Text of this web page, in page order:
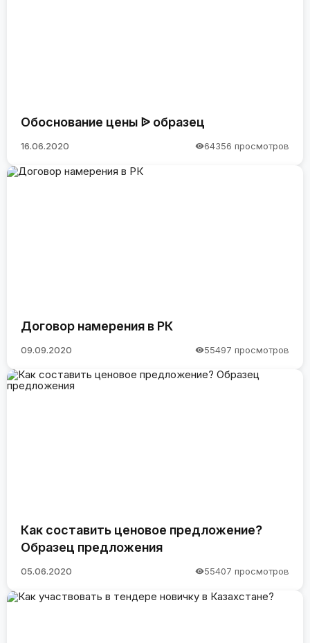
Обоснование цены ᐉ образец
16.06.2020 64356 просмотров
Договор намерения в РК
09.09.2020 55497 просмотров
Как составить ценовое предложение?
Образец предложения
05.06.2020 55407 просмотров